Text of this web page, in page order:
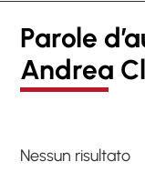
Parole
Andrea
Nessun risultato